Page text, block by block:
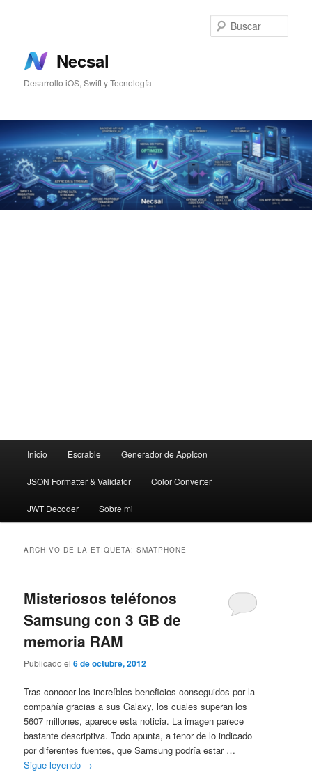
principal
secundario
Necsal
Desarrollo iOS, Swift y Tecnología
Inicio Escrable Generador de AppIcon
JSON Formatter & Validator Color Converter
JWT Decoder Sobre mi
ARCHIVO DE LA ETIQUETA:SMATPHONE
Misteriosos teléfonos
Samsung con 3 GB de
memoria RAM
Publicado el6 de octubre, 2012
Tras conocer los increíbles beneficios conseguidos por la
compañía gracias a sus Galaxy, los cuales superan los
5607 millones, aparece esta noticia. La imagen parece
bastante descriptiva. Todo apunta, a tenor de lo indicado
por diferentes fuentes, que Samsung podría estar …
Sigue leyendo →